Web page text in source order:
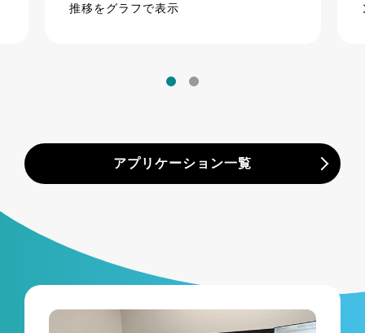
推移をグラフで表示
アプリケーション一覧